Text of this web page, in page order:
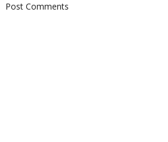
Post Comments